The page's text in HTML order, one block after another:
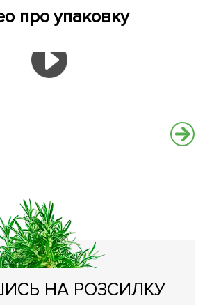
про упаковку
НА РОЗСИЛКУ